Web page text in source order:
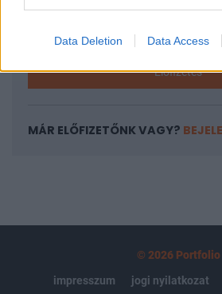
Data Deletion Data Access
Kötéslisták: BÉT elmúlt 2 év
Előfizetés
MÁR ELŐFIZETŐNK VAGY?
© 2026 Portfolio
impresszum
jogi nyilatkozat